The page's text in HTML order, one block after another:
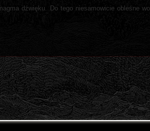
dźwięku. Do tego niesamowicie obleśne